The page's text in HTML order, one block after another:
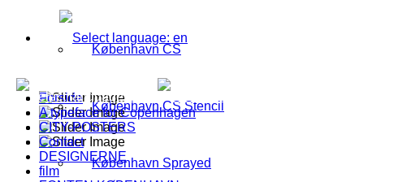
København CS
København CS Stencil
København Sprayed
Forside
A typeface for Copenhagen
CITY-POSTERS
Contact
DESIGNERNE
film